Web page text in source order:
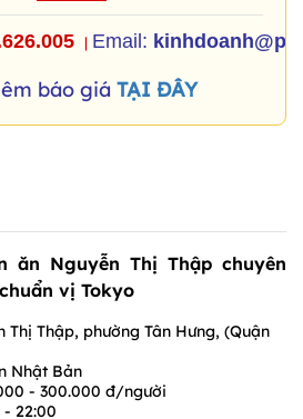
| Email:
báo giá TẠI ĐÂY
ăn Nguyễn Thị Thập chuyên
vị Tokyo
Thị Thập, phường Tân Hưng, (Quận
Nhật Bản
- 300.000 đ/người
- 22:00